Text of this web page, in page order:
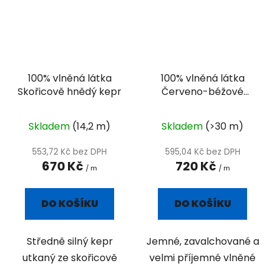
100% vlněná látka
Skořicově hnědý kepr
Skladem (14,2 m)
553,72 Kč bez DPH
670 Kč / m
DO KOŠÍKU
Středně silný kepr
utkaný ze skořicově
100% vlněná látka
Červeno-béžové
Skladem (>30 m)
595,04 Kč bez DPH
720 Kč / m
DO KOŠÍKU
Jemné, zavalchované a
velmi příjemné vlněné